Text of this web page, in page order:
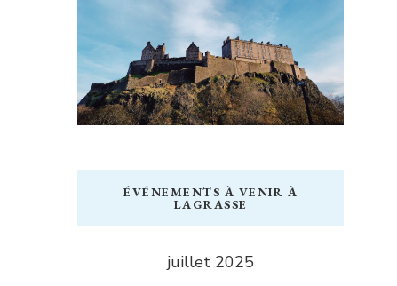
ÉVÉNEMENTS À VENIR À
LAGRASSE
juillet 2025